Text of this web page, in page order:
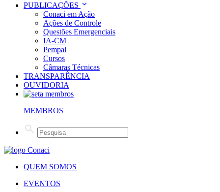
PUBLICAÇÕES
Conaci em Ação
Ações de Controle
Questões Emergenciais
IA-CM
Pempal
Cursos
Câmaras Técnicas
TRANSPARÊNCIA
OUVIDORIA
MEMBROS
QUEM SOMOS
EVENTOS